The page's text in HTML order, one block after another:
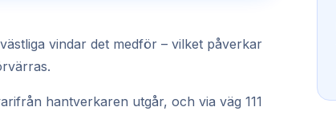
vindar det medför – vilket påverkar
hantverkaren utgår, och via väg 111